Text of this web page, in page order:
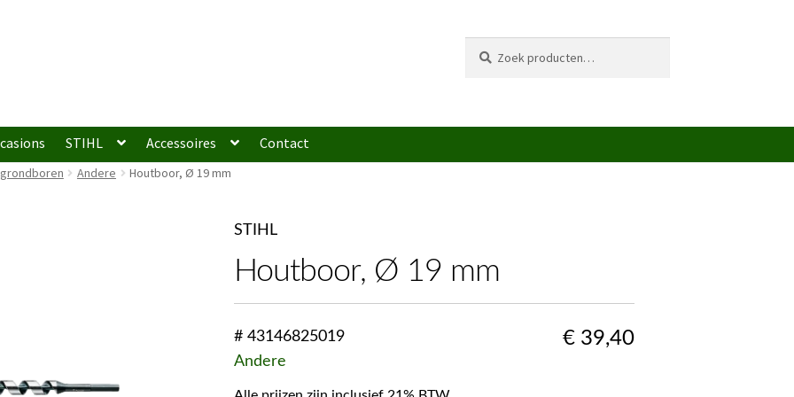
naar:
STIHL Accessoires Contact
Andere Houtboor, Ø 19 mm
STIHL
Houtboor, Ø 19 mm
# 43146825019
Andere
€39,40